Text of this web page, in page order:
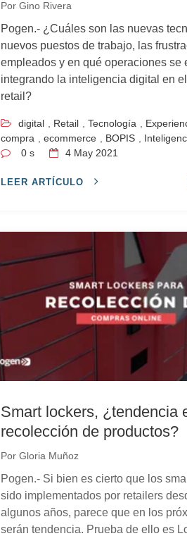
PorGino Rivera
Pogen.- ¿Cuáles son las nuevas
nuevos puestos de trabajo, las
empleados y en qué operaciones se
integrando la inteligencia digital en
retail?
digital Retail ,Tecnología
compra
,ecommerce BOPIS
0 s
4 May 2021
LEER ARTÍCULO
Smart lockers, ¿tendencia
recolección de productos?
PorGloria Muñoz
Pogen.- Si bien es cierto que los
sido implementados por retailers
algunos años, parece que en los
serán tendencia. Prueba de ello es